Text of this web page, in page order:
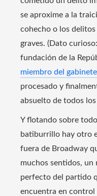
se aproxime a la
cohecho o los
graves. (Dato
fundación de la
miembro del gabinete
procesado y
absuelto de todos los
Y flotando sobre
batiburrillo hay otro
fuera de Broadway
muchos sentidos, un
perfecto del partido
encuentra en control